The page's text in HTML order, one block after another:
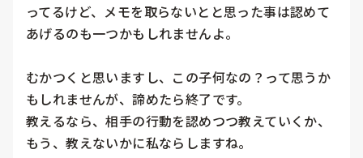
ってるけど、メモを取らないとと思った事は認めて
あげるのも一つかもしれませんよ。
むかつくと思いますし、この子何なの？って思うか
もしれませんが、諦めたら終了です。
教えるなら、相手の行動を認めつつ教えていくか、
もう、教えないかに私ならしますね。